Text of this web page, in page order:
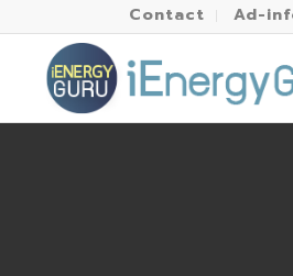
Contact Ad-